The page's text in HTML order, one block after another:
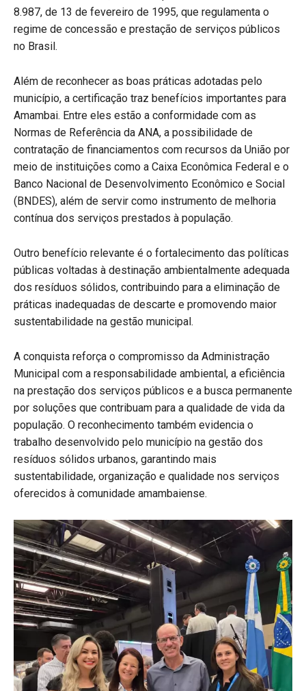
8.987, de 13 de fevereiro de 1995, que regulamenta o
regime de concessão e prestação de serviços públicos
no Brasil.
Além de reconhecer as boas práticas adotadas pelo
município, a certificação traz benefícios importantes para
Amambai. Entre eles estão a conformidade com as
Normas de Referência da ANA, a possibilidade de
contratação de financiamentos com recursos da União por
meio de instituições como a Caixa Econômica Federal e o
Banco Nacional de Desenvolvimento Econômico e Social
(BNDES), além de servir como instrumento de melhoria
contínua dos serviços prestados à população.
Outro benefício relevante é o fortalecimento das políticas
públicas voltadas à destinação ambientalmente adequada
dos resíduos sólidos, contribuindo para a eliminação de
práticas inadequadas de descarte e promovendo maior
sustentabilidade na gestão municipal.
A conquista reforça o compromisso da Administração
Municipal com a responsabilidade ambiental, a eficiência
na prestação dos serviços públicos e a busca permanente
por soluções que contribuam para a qualidade de vida da
população. O reconhecimento também evidencia o
trabalho desenvolvido pelo município na gestão dos
resíduos sólidos urbanos, garantindo mais
sustentabilidade, organização e qualidade nos serviços
oferecidos à comunidade amambaiense.